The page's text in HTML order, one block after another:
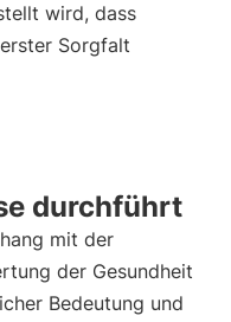
wird, dass
Sorgfalt
durchführt
mit der
der Gesundheit
Bedeutung und